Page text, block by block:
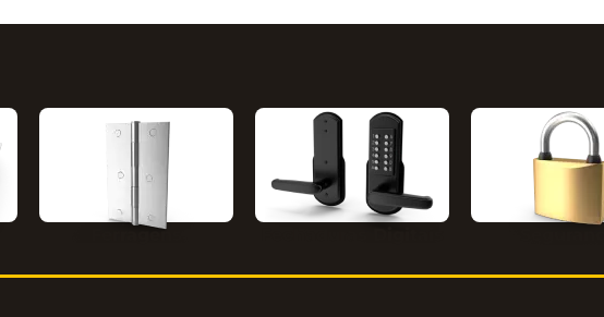
Ferragens